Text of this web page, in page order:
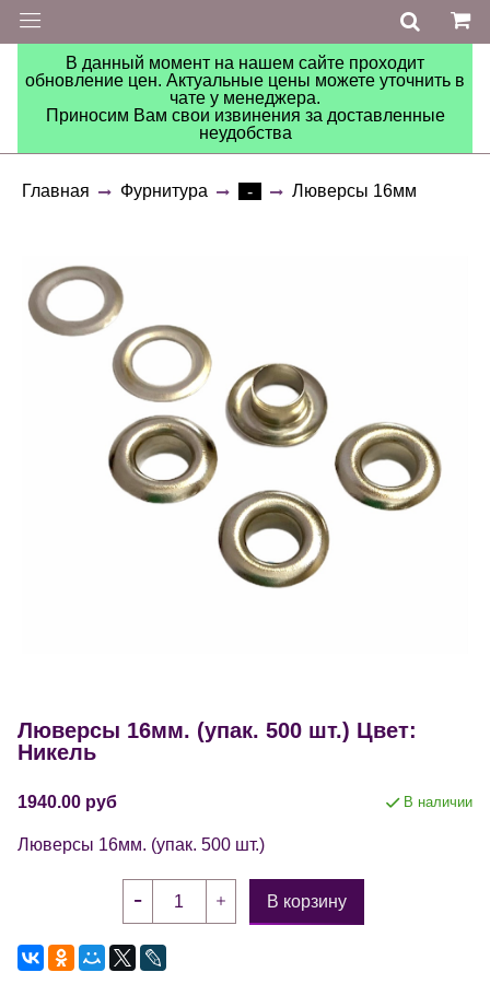
В данный момент на нашем сайте проходит
обновление цен. Актуальные цены можете уточнить в
чате у менеджера.
Приносим Вам свои извинения за доставленные
неудобства
Главная Фурнитура - Люверсы 16мм
Люверсы 16мм. (упак. 500 шт.) Цвет:
Никель
1940.00 руб В наличии
Люверсы 16мм. (упак. 500 шт.)
В корзину